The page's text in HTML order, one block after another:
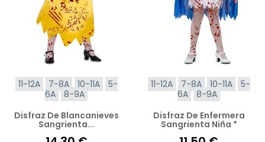
11-12A 7-8A 10-11A
5-
6A
8-9A
Disfraz De Blancanieves
Sangrienta...
11-12A 7-8A 10-11A
5-
6A
8-9A
Disfraz De Enfermera
Sangrienta Niña *